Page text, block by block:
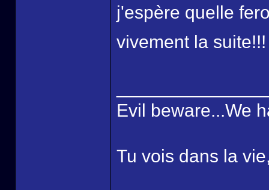
j'espère quelle
vivement la
Evil beware...We
Tu vois dans la